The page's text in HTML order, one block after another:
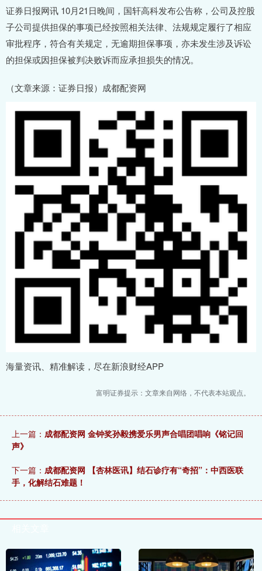
证券日报网讯 10月21日晚间，国轩高科发布公告称，公司及控股
子公司提供担保的事项已经按照相关法律、法规规定履行了相应
审批程序，符合有关规定，无逾期担保事项，亦未发生涉及诉讼
的担保或因担保被判决败诉而应承担损失的情况。
（文章来源：证券日报）成都配资网
海量资讯、精准解读，尽在新浪财经APP
富明证券提示：文章来自网络，不代表本站观点。
上一篇： 成都配资网 金钟奖孙毅携爱乐男声合唱团唱响《铭记回
声》
下一篇： 成都配资网 【杏林医讯】结石诊疗有“奇招”：中西医联
手，化解结石难题！